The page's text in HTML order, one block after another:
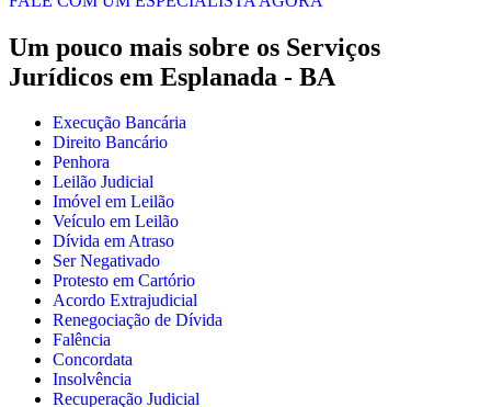
Um pouco mais sobre os Serviços
Jurídicos em Esplanada - BA
Execução Bancária
Direito Bancário
Penhora
Leilão Judicial
Imóvel em Leilão
Veículo em Leilão
Dívida em Atraso
Ser Negativado
Protesto em Cartório
Acordo Extrajudicial
Renegociação de Dívida
Falência
Concordata
Insolvência
Recuperação Judicial